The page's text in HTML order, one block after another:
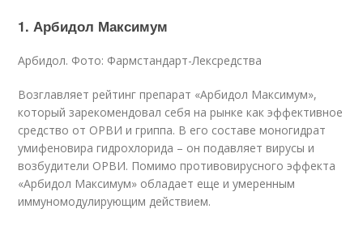
1. Арбидол Максимум
Арбидол. Фото: Фармстандарт-Лексредства
Возглавляет рейтинг препарат «Арбидол Максимум»,
который зарекомендовал себя на рынке как эффективное
средство от ОРВИ и гриппа. В его составе моногидрат
умифеновира гидрохлорида – он подавляет вирусы и
возбудители ОРВИ. Помимо противовирусного эффекта
«Арбидол Максимум» обладает еще и умеренным
иммуномодулирующим действием.